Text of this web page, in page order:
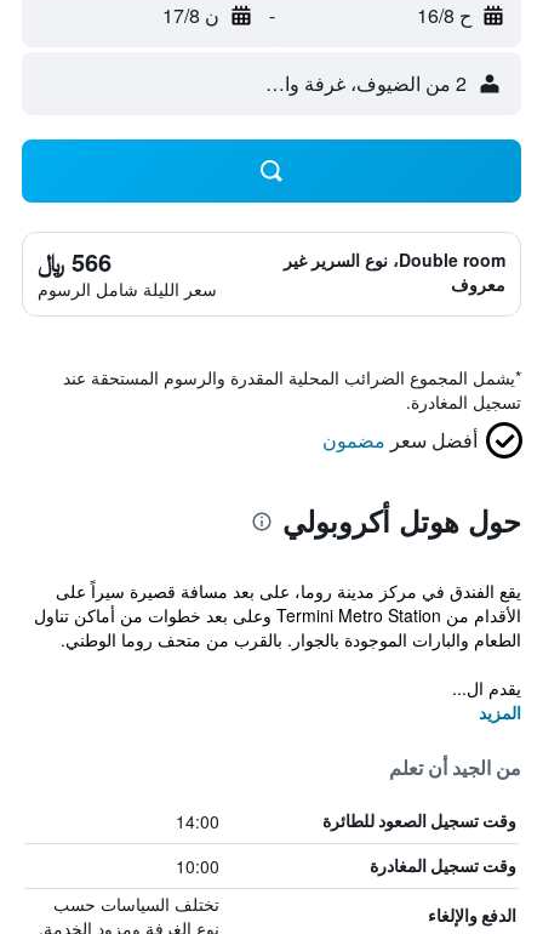
ح 16/8 - ن 17/8
2 من الضيوف، غرفة واحدة
Double room، نوع السرير غير
معروف
566 ﷼
سعر الليلة شامل الرسوم
*يشمل المجموع الضرائب المحلية المقدرة والرسوم المستحقة عند
تسجيل المغادرة.
أفضل سعر مضمون
حول هوتل أكروبولي
يقع الفندق في مركز مدينة روما، على بعد مسافة قصيرة سيراً على
الأقدام من Termini Metro Station وعلى بعد خطوات من أماكن تناول
الطعام والبارات الموجودة بالجوار. بالقرب من متحف روما الوطني.
يقدم ال...
المزيد
من الجيد أن تعلم
وقت تسجيل الصعود للطائرة 14:00
وقت تسجيل المغادرة 10:00
الدفع والإلغاء
تختلف السياسات حسب
نوع الغرفة ومزود الخدمة.